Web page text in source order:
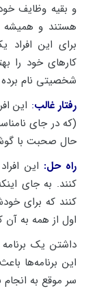
و بقیه وظایف
هستند و همیشه
برای این
شخصیتی نام
رفتار غالب: این
(که در جای
حال صحبت با
راه حل: این
کنند. به جای
کنند که برای
اول از همه به آن
داشتن یک برنامه
این برنامه‌ها
سر موقع به انجام